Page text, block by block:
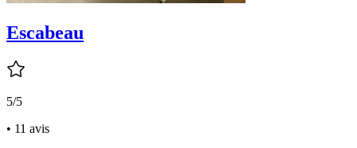
Escabeau
5/5
• 11 avis